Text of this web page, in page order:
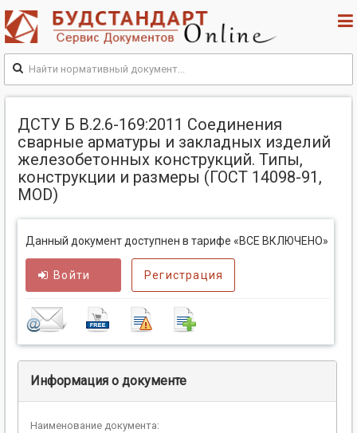
ДСТУ Б В.2.6-169:2011 Соединения
сварные арматуры и закладных изделий
железобетонных конструкций. Типы,
конструкции и размеры (ГОСТ 14098-91,
MOD)
Данный документ доступнен в тарифе «ВСЕ ВКЛЮЧЕНО»
Войти Регистрация
Информация о документе
Наименование документа: